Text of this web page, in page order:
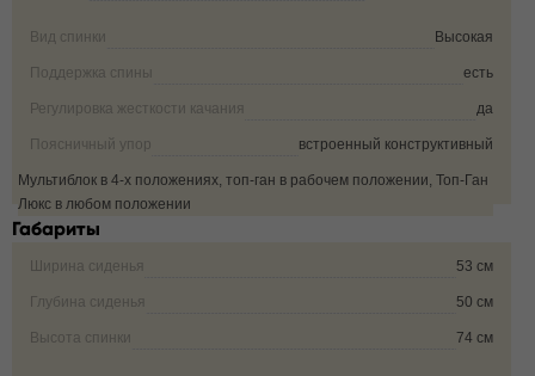
Вид спинки Высокая
Поддержка спины есть
Регулировка жесткости качания да
Поясничный упор встроенный конструктивный
Фиксация угла наклона кресла
Мультиблок в 4-х положениях, топ-ган в рабочем положении, Топ-Ган
Люкс в любом положении
Габариты
Ширина сиденья 53 см
Глубина сиденья 50 см
Высота спинки 74 см